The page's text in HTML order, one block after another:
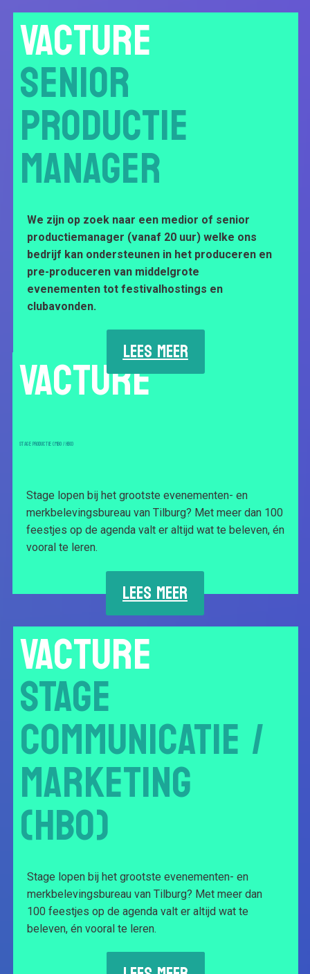
VACTURE
SENIOR
PRODUCTIE
MANAGER
We zijn op zoek naar een medior of senior
productiemanager (vanaf 20 uur) welke ons
bedrijf kan ondersteunen in het produceren en
pre-produceren van middelgrote
evenementen tot festivalhostings en
clubavonden.
LEES MEER
VACTURE
STAGE PRODUCTIE (MBO / HBO)
Stage lopen bij het grootste evenementen- en
merkbelevingsbureau van Tilburg? Met meer dan 100
feestjes op de agenda valt er altijd wat te beleven, én
vooral te leren.
LEES MEER
VACTURE
STAGE
COMMUNICATIE /
MARKETING
(HBO)
Stage lopen bij het grootste evenementen- en
merkbelevingsbureau van Tilburg? Met meer dan
100 feestjes op de agenda valt er altijd wat te
beleven, én vooral te leren.